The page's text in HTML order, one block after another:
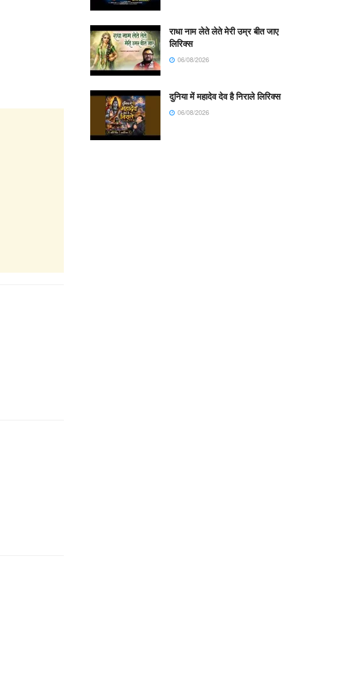
राधा नाम लेते लेते मेरी उम्र बीत जाए
लिरिक्स
06/08/2026
दुनिया में महादेव देव है निराले लिरिक्स
06/08/2026